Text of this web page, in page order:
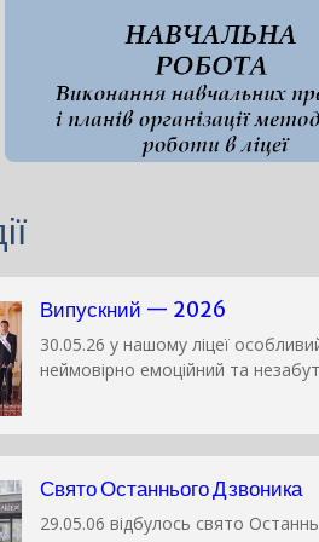
Випускний — 2026
30.05.26 у нашому ліцеї особливий,
Свято Останнього Дзвоника